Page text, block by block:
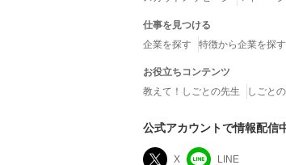
仕事を見つける
企業を探す
特徴から企業を探す
お役立ちコンテンツ
教えて！しごとの先生
しごと
公式アカウントで情報配信
X LINE